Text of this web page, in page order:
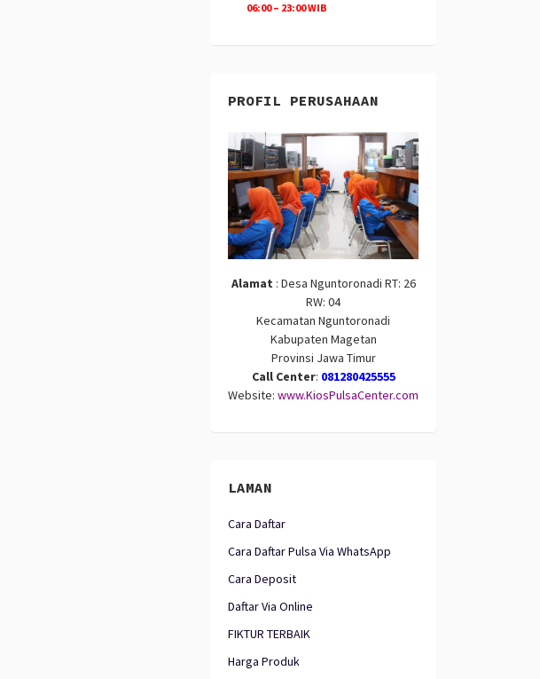
06:00 – 23:00 WIB
PROFIL PERUSAHAAN
Alamat : Desa Nguntoronadi RT: 26
RW: 04
Kecamatan Nguntoronadi
Kabupaten Magetan
Provinsi Jawa Timur
Call Center: 081280425555
Website: www.KiosPulsaCenter.com
LAMAN
Cara Daftar
Cara Daftar Pulsa Via WhatsApp
Cara Deposit
Daftar Via Online
FIKTUR TERBAIK
Harga Produk